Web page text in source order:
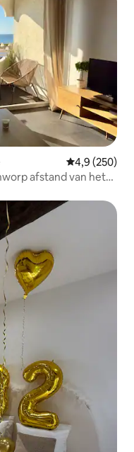
Gemiddelde
4,9 (250)
afstand van het